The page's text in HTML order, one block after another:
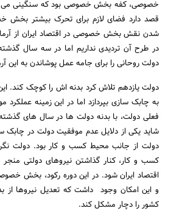
خصوصی، کفه بخش خصوصی بود که سنگینی می
قصد دارد فضای لازم برای تحرک بیشتر بخش
شدن نقش بخش خصوصی در اقتصاد ایران از
در طرح آن تردیدی نداریم اما در سه سال
دولت روحانی را برای جامه عمل پوشاندن به این
دولت یازدهم تلاش کرد بدنه اش را کوچک کند.
به چابک سازی بپردازد اما در این زمینه
فعلی دولت، با بدنه دولت ها در سال های
شاید یکی از دلایل عدم موفقیت دولت در چابک
دولت از جانب محیط کسب و کار بود. دولت
کسب و کار، کنار گذاشتن نیروهای دولتی
اقتصاد ایران شود. در این دوره رکود، بخش
و این امکان وجود داشت که تعدیل نیروها از
کشور را دچار مشکل کند.